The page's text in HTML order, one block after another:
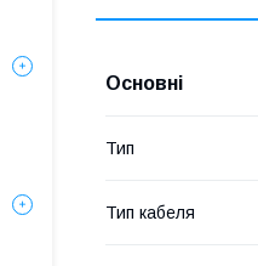
Основні
Тип
Тип кабеля